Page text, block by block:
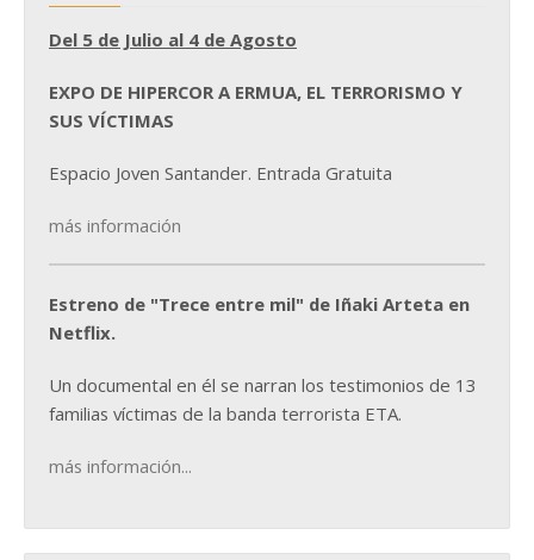
Del 5 de Julio al 4 de Agosto
EXPO DE HIPERCOR A ERMUA, EL TERRORISMO Y
SUS VÍCTIMAS
Espacio Joven Santander. Entrada Gratuita
más información
Estreno de "Trece entre mil" de Iñaki Arteta en
Netflix.
Un documental en él se narran los testimonios de 13
familias víctimas de la banda terrorista ETA.
más información...